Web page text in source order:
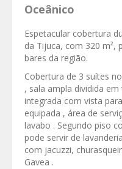
Oceânico
Espetacular cobertura
da Tijuca, com 320 m²,
bares da região.
Cobertura de 3 suítes
, sala ampla dividida
integrada com vista
equipada , área de
lavabo . Segundo piso
pode servir de
com jacuzzi,
Gavea .